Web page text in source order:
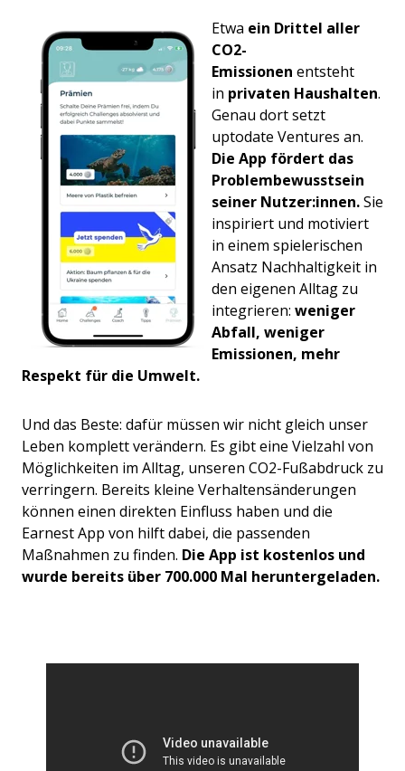
Etwa ein Drittel aller
CO2-
Emissionen entsteht
in privaten Haushalten.
Genau dort setzt
uptodate Ventures an.
Die App fördert das
Problembewusstsein
seiner Nutzer:innen.Sie
inspiriert und motiviert
in einem spielerischen
Ansatz Nachhaltigkeit in
den eigenen Alltag zu
integrieren: weniger
Abfall, weniger
Emissionen, mehr
Respekt für die Umwelt.
Und das Beste: dafür müssen wir nicht gleich unser
Leben komplett verändern. Es gibt eine Vielzahl von
Möglichkeiten im Alltag, unseren CO2-Fußabdruck zu
verringern. Bereits kleine Verhaltensänderungen
können einen direkten Einfluss haben und die
Earnest App von hilft dabei, die passenden
Maßnahmen zu finden. Die App ist kostenlos und
wurde bereits über 700.000 Mal heruntergeladen.